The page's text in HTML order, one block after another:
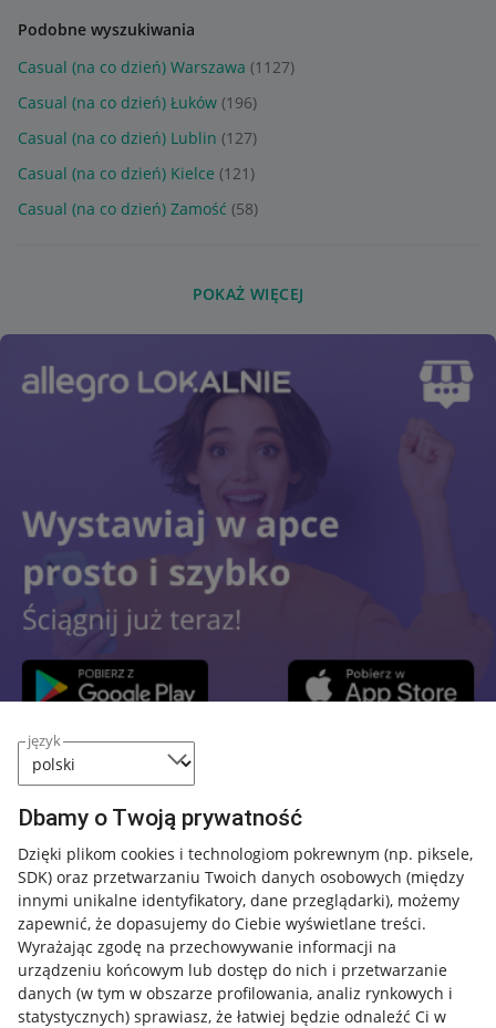
język
Dbamy o Twoją prywatność
Dzięki plikom cookies i technologiom pokrewnym (np. piksele,
SDK) oraz przetwarzaniu Twoich danych osobowych (między
innymi unikalne identyfikatory, dane przeglądarki), możemy
zapewnić, że dopasujemy do Ciebie wyświetlane treści.
Wyrażając zgodę na przechowywanie informacji na
urządzeniu końcowym lub dostęp do nich i przetwarzanie
danych (w tym w obszarze profilowania, analiz rynkowych i
statystycznych) sprawiasz, że łatwiej będzie odnaleźć Ci w
Podobne wyszukiwania
Casual (na co dzień) Warszawa (1127)
Casual (na co dzień) Łuków (196)
Casual (na co dzień) Lublin (127)
Casual (na co dzień) Kielce (121)
Casual (na co dzień) Zamość (58)
POKAŻ WIĘCEJ
Przydatne informacje
Napisz do nas
Allegro Gadane dla sprzedających
Allegro Gadane dla kupujących
Mapa miejscowości